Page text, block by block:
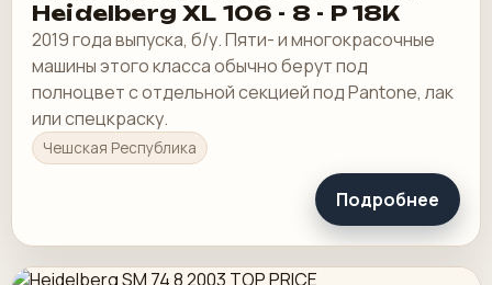
Heidelberg XL 106 - 8 - P 18K
2019 года выпуска, б/у. Пяти- и многокрасочные
машины этого класса обычно берут под
полноцвет с отдельной секцией под Pantone, лак
или спецкраску.
Чешская Республика
Подробнее